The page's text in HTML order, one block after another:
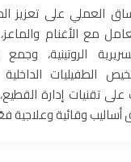
العملي على تعزيز
مع الأغنام
الروتينية، وجمع
الطفيليات
على تقنيات إدارة
أساليب وقائية وعلاجية